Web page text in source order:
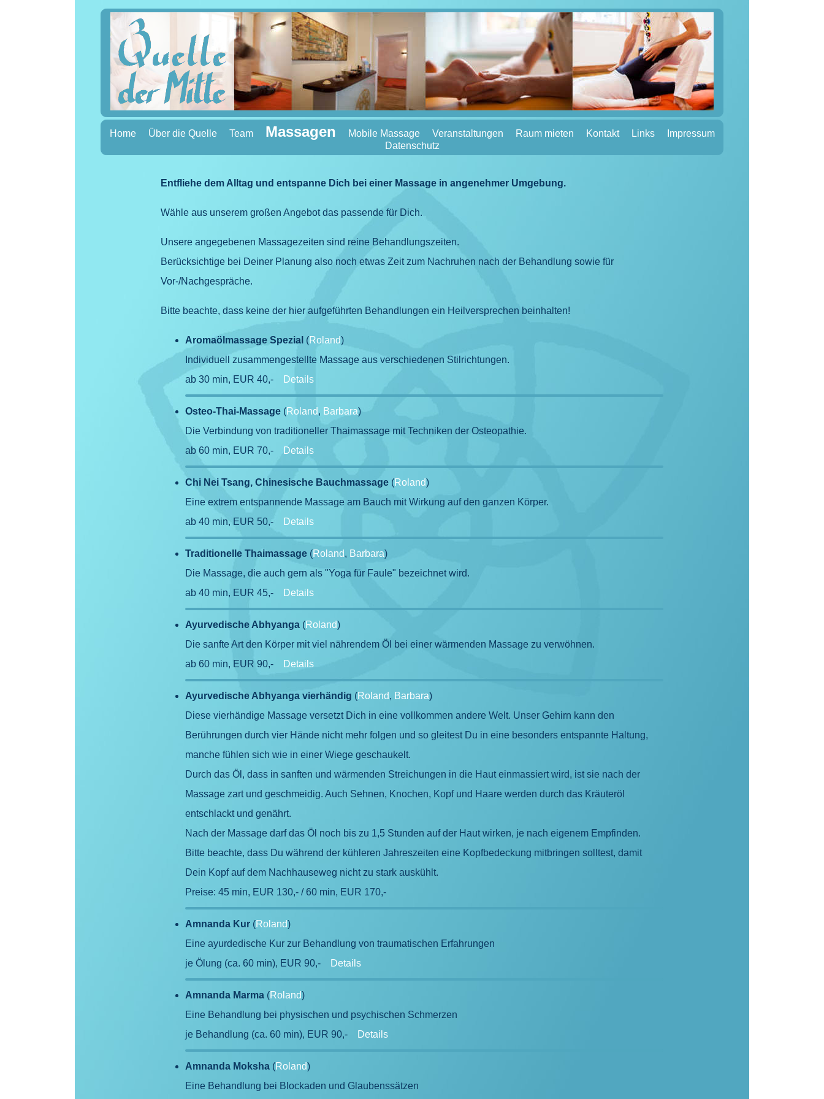
Home Über die Quelle Team Massagen Mobile Massage Veranstaltungen Raum mieten Kontakt Links
Impressum
Datenschutz
Entfliehe dem Alltag und entspanne Dich bei einer Massage in angenehmer Umgebung.
Wähle aus unserem großen Angebot das passende für Dich.
Unsere angegebenen Massagezeiten sind reine Behandlungszeiten.
Berücksichtige bei Deiner Planung also noch etwas Zeit zum Nachruhen nach der Behandlung sowie für
Vor-/Nachgespräche.
Bitte beachte, dass keine der hier aufgeführten Behandlungen ein Heilversprechen beinhalten!
Aromaölmassage Spezial (Roland)
Individuell zusammengestellte Massage aus verschiedenen Stilrichtungen.
ab 30 min, EUR 40,-
Details
Osteo-Thai-Massage (Roland, Barbara)
Die Verbindung von traditioneller Thaimassage mit Techniken der Osteopathie.
ab 60 min, EUR 70,-
Details
Chi Nei Tsang, Chinesische Bauchmassage (Roland)
Eine extrem entspannende Massage am Bauch mit Wirkung auf den ganzen Körper.
ab 40 min, EUR 50,-
Details
Traditionelle Thaimassage (Roland, Barbara)
Die Massage, die auch gern als "Yoga für Faule" bezeichnet wird.
ab 40 min, EUR 45,-
Details
Ayurvedische Abhyanga (Roland)
Die sanfte Art den Körper mit viel nährendem Öl bei einer wärmenden Massage zu verwöhnen.
ab 60 min, EUR 90,-
Details
Ayurvedische Abhyanga vierhändig (Roland, Barbara)
Diese vierhändige Massage versetzt Dich in eine vollkommen andere Welt. Unser Gehirn kann den
Berührungen durch vier Hände nicht mehr folgen und so gleitest Du in eine besonders entspannte Haltung,
manche fühlen sich wie in einer Wiege geschaukelt.
Durch das Öl, dass in sanften und wärmenden Streichungen in die Haut einmassiert wird, ist sie nach der
Massage zart und geschmeidig. Auch Sehnen, Knochen, Kopf und Haare werden durch das Kräuteröl
entschlackt und genährt.
Nach der Massage darf das Öl noch bis zu 1,5 Stunden auf der Haut wirken, je nach eigenem Empfinden.
Bitte beachte, dass Du während der kühleren Jahreszeiten eine Kopfbedeckung mitbringen solltest, damit
Dein Kopf auf dem Nachhauseweg nicht zu stark auskühlt.
Preise: 45 min, EUR 130,- / 60 min, EUR 170,-
Amnanda Kur (Roland)
Eine ayurdedische Kur zur Behandlung von traumatischen Erfahrungen
je Ölung (ca. 60 min), EUR 90,-
Details
Amnanda Marma (Roland)
Eine Behandlung bei physischen und psychischen Schmerzen
je Behandlung (ca. 60 min), EUR 90,-
Details
Amnanda Moksha (Roland)
Eine Behandlung bei Blockaden und Glaubenssätzen